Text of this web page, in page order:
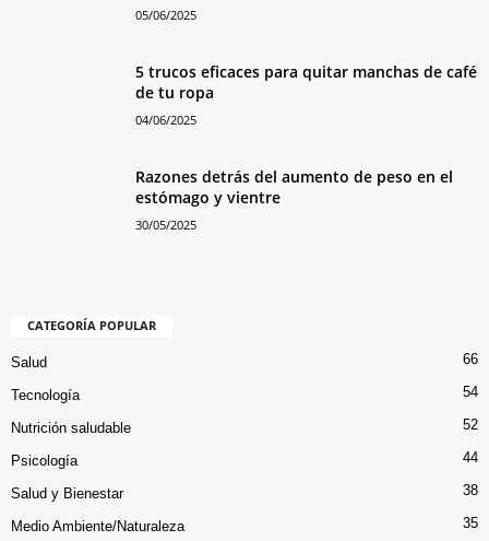
05/06/2025
5 trucos eficaces para quitar manchas de café
de tu ropa
04/06/2025
Razones detrás del aumento de peso en el
estómago y vientre
30/05/2025
CATEGORÍA POPULAR
Salud 66
Tecnología 54
Nutrición saludable 52
Psicología 44
Salud y Bienestar 38
Medio Ambiente/Naturaleza 35